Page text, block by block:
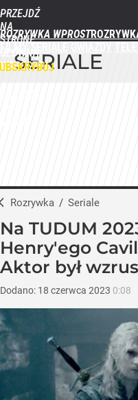
PRZEJDŹ
NA
STRONĘ
GŁÓWNĄ
WPROST.PL
ROZRYWKA WPROST
SERIALE
Rozrywka / Seriale
Na TUDUM
Henry'ego
Aktor był
Dodano: 18 czerwca 2023 0:08